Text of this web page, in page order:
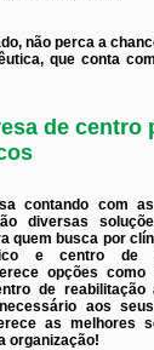
não perca a
que conta
de centro
contando com
diversas
quem busca por
e centro de
opções
de reabilitação
aos
as melhores
organização!